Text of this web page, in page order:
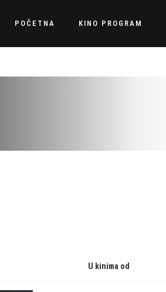
POČETNA KINO PROGRAM
U kinima od